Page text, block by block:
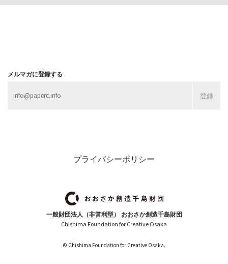
メルマガに登録する
プライバシーポリシー
一般財団法人（非営利型） おおさか創造千島財団
Chishima Foundation for Creative Osaka
© Chishima Foundation for Creative Osaka.